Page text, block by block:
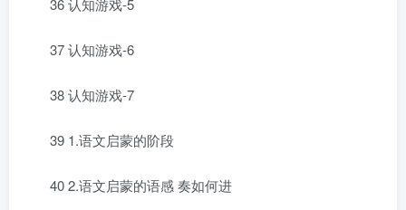
36 认知游戏-5
37 认知游戏-6
38 认知游戏-7
39 1.语文启蒙的阶段
40 2.语文启蒙的语感 奏如何进